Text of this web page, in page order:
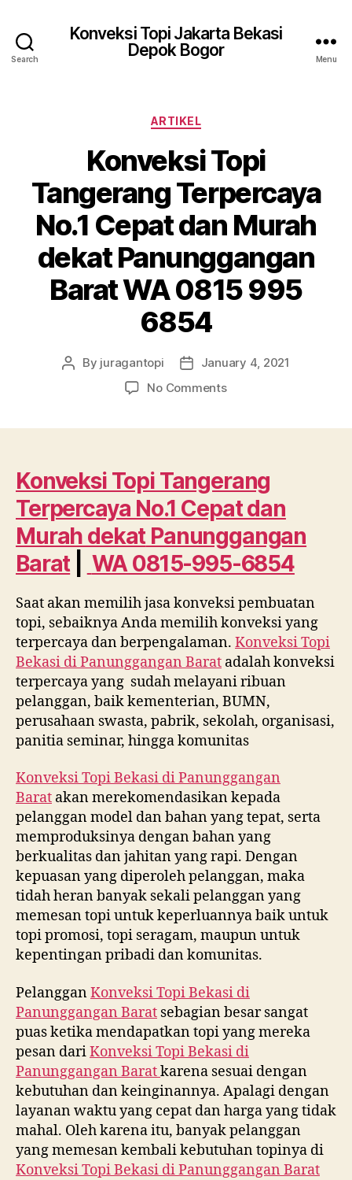
Search
Konveksi Topi Jakarta Bekasi
Depok Bogor
Menu
Categories
ARTIKEL
Konveksi Topi
Tangerang Terpercaya
No.1 Cepat dan Murah
dekat Panunggangan
Barat WA 0815 995
6854
Post
By juragantopi
PostJanuary 4, 2021
No Commentson
No.1
Cepat
dan
dekat
Panunggangan
Barat
WA
0815
995
6854
Konveksi Topi Tangerang
Terpercaya No.1 Cepat dan
Murah dekat Panunggangan
Barat
WA 0815-995-6854
Saat akan memilih jasa konveksi pembuatan
topi, sebaiknya Anda memilih konveksi yang
terpercaya dan berpengalaman. Konveksi Topi
Bekasi diPanunggangan Barat adalah konveksi
terpercaya yang sudah melayani ribuan
pelanggan, baik kementerian, BUMN,
perusahaan swasta, pabrik, sekolah, organisasi,
panitia seminar, hingga komunitas
Konveksi Topi Bekasi diPanunggangan
Barat akan merekomendasikan kepada
pelanggan model dan bahan yang tepat, serta
memproduksinya dengan bahan yang
berkualitas dan jahitan yang rapi. Dengan
kepuasan yang diperoleh pelanggan, maka
tidah heran banyak sekali pelanggan yang
memesan topi untuk keperluannya baik untuk
topi promosi, topi seragam, maupun untuk
kepentingan pribadi dan komunitas.
PelangganKonveksi Topi Bekasi di
Panunggangan Barat sebagian besar sangat
puas ketika mendapatkan topi yang mereka
pesan dariKonveksi Topi Bekasi di
Panunggangan Baratkarena sesuai dengan
kebutuhan dan keinginannya. Apalagi dengan
layanan waktu yang cepat dan harga yang tidak
mahal. Oleh karena itu, banyak pelanggan
yang memesan kembali kebutuhan topinya di
Konveksi Topi Bekasi diPanunggangan Barat